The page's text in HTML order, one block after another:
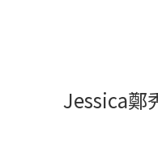
Jessica鄭